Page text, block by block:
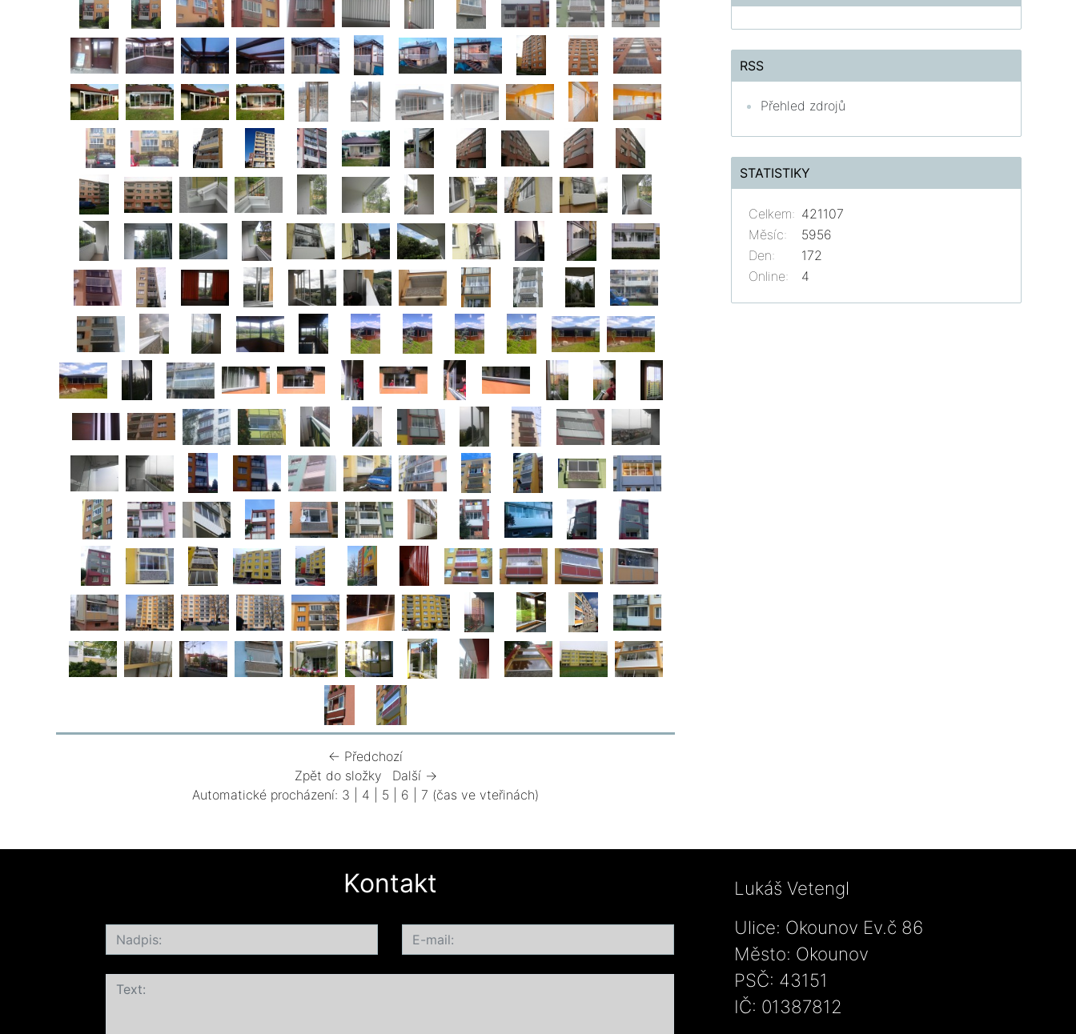
← Předchozí
Zpět do složky
Další →
Automatické procházení: 3 4 5 6 7 (čas ve vteřinách)
RSS
Přehled zdrojů
STATISTIKY
Online: 4
Celkem: 421107
Měsíc:
5956
Den:
172
Kontakt
Lukáš Vetengl
Ulice: Okounov Ev.č 86
Město: Okounov
PSČ: 43151
IČ: 01387812